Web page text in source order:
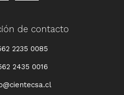
de contacto
2235 0085
2435 0016